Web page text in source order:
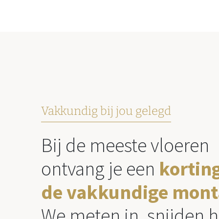
Vakkundig bij jou gelegd
Bij de meeste vloeren
ontvang je een
de vakkundige